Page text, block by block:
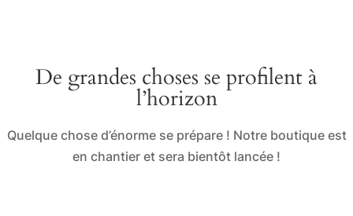
De grandes choses se profilent à
l’horizon
Quelque chose d’énorme se prépare ! Notre boutique est
en chantier et sera bientôt lancée !